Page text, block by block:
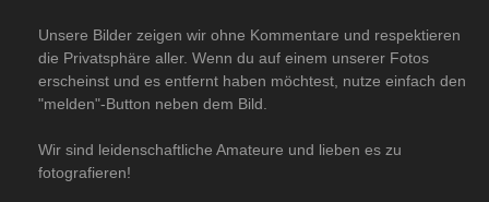
Unsere Bilder zeigen wir ohne Kommentare und respektieren
die Privatsphäre aller. Wenn du auf einem unserer Fotos
erscheinst und es entfernt haben möchtest, nutze einfach den
"melden"-Button neben dem Bild.
Wir sind leidenschaftliche Amateure und lieben es zu
fotografieren!